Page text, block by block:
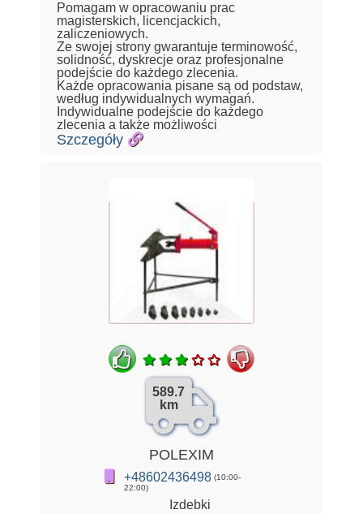
Pomagam w opracowaniu prac
magisterskich, licencjackich,
zaliczeniowych.
Ze swojej strony gwarantuje terminowość,
solidność, dyskrecje oraz profesjonalne
podejście do każdego zlecenia.
Każde opracowania pisane są od podstaw,
według indywidualnych wymagań.
Indywidualne podejście do każdego
zlecenia a także możliwości
Szczegóły
589.7
km
POLEXIM
+48602436498 (10:00-
22:00)
Izdebki